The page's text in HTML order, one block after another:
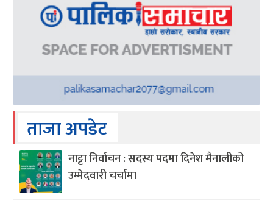
ताजा अपडेट
नाट्टा निर्वाचन : सदस्य पदमा दिनेश मैनालीको
उम्मेदवारी चर्चामा